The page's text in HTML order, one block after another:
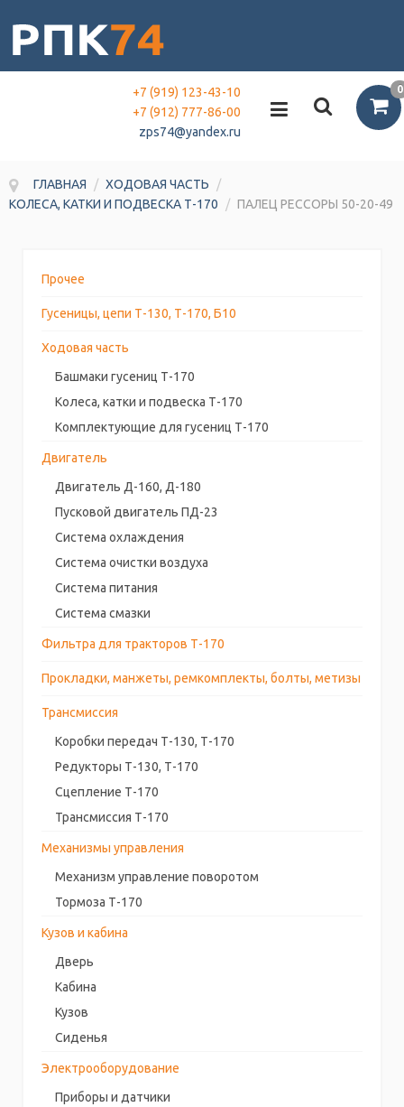
0
+7 (919) 123-43-10
+7 (912) 777-86-00
zps74@yandex.ru
ГЛАВНАЯ / ХОДОВАЯ ЧАСТЬ
/
КОЛЕСА, КАТКИ И ПОДВЕСКА Т-170
/ ПАЛЕЦ РЕССОРЫ 50-20-49
Прочее
Гусеницы, цепи Т-130, Т-170, Б10
Ходовая часть
Башмаки гусениц Т-170
Колеса, катки и подвеска Т-170
Комплектующие для гусениц Т-170
Двигатель
Двигатель Д-160, Д-180
Пусковой двигатель ПД-23
Система охлаждения
Система очистки воздуха
Система питания
Система смазки
Фильтра для тракторов Т-170
Прокладки, манжеты, ремкомплекты, болты, метизы
Трансмиссия
Коробки передач Т-130, Т-170
Редукторы Т-130, Т-170
Сцепление Т-170
Трансмиссия Т-170
Механизмы управления
Механизм управление поворотом
Тормоза Т-170
Кузов и кабина
Дверь
Кабина
Кузов
Сиденья
Электрооборудование
Приборы и датчики